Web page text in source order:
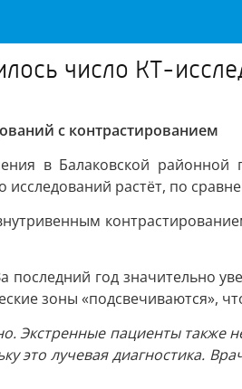
число КТ-
с контрастированием
в Балаковской районной
растёт, по
год значительно
зоны «подсвечиваются»,
Экстренные пациенты также
лучевая диагностика.